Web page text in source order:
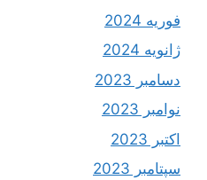
فوریه 2024
ژانویه 2024
دسامبر 2023
نوامبر 2023
اکتبر 2023
سپتامبر 2023